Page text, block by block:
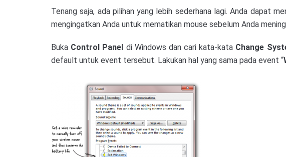
Tenang saja, ada pilihan yang lebih sederhana lagi. Anda dapat
mengingatkan Anda untuk mematikan mouse sebelum Anda
Buka Control Panel di Windows dan cari kata-kata Change
default untuk event tersebut. Lakukan hal yang sama pada event “